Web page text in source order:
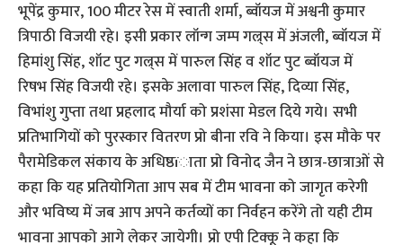
भूपेंद्र कुमार, 100 मीटर रेस में स्वाती शर्मा, ब्वॉयज में अश्वनी कुमार
त्रिपाठी विजयी रहे। इसी प्रकार लॉन्ग जम्प गल्र्स में अंजली, ब्वॉयज में
हिमांशु सिंह, शॉट पुट गल्र्स में पारुल सिंह व शॉट पुट ब्वॉयज में
रिषभ सिंह विजयी रहे। इसके अलावा पारुल सिंह, दिव्या सिंह,
विभांशु गुप्ता तथा प्रहलाद मौर्या को प्रशंसा मेडल दिये गये। सभी
प्रतिभागियों को पुरस्कार वितरण प्रो बीना रवि ने किया। इस मौके पर
पैरामेडिकल संकाय के अधिष्ठïाता प्रो विनोद जैन ने छात्र-छात्राओं से
कहा कि यह प्रतियोगिता आप सब में टीम भावना को जागृत करेगी
और भविष्य में जब आप अपने कर्तव्यों का निर्वहन करेंगे तो यही टीम
भावना आपको आगे लेकर जायेगी। प्रो एपी टिक्कू ने कहा कि